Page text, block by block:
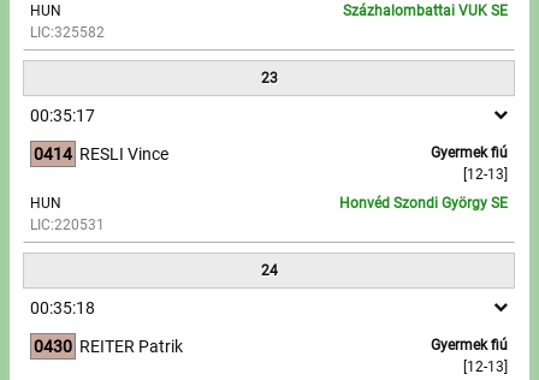
HUN
LIC:325582
Százhalombattai VUK SE
23
00:35:17
0414
Gyermek fiú
[12-13]
RESLI Vince
HUN
LIC:220531
Honvéd Szondi György SE
24
00:35:18
0430
Gyermek fiú
[12-13]
REITER Patrik